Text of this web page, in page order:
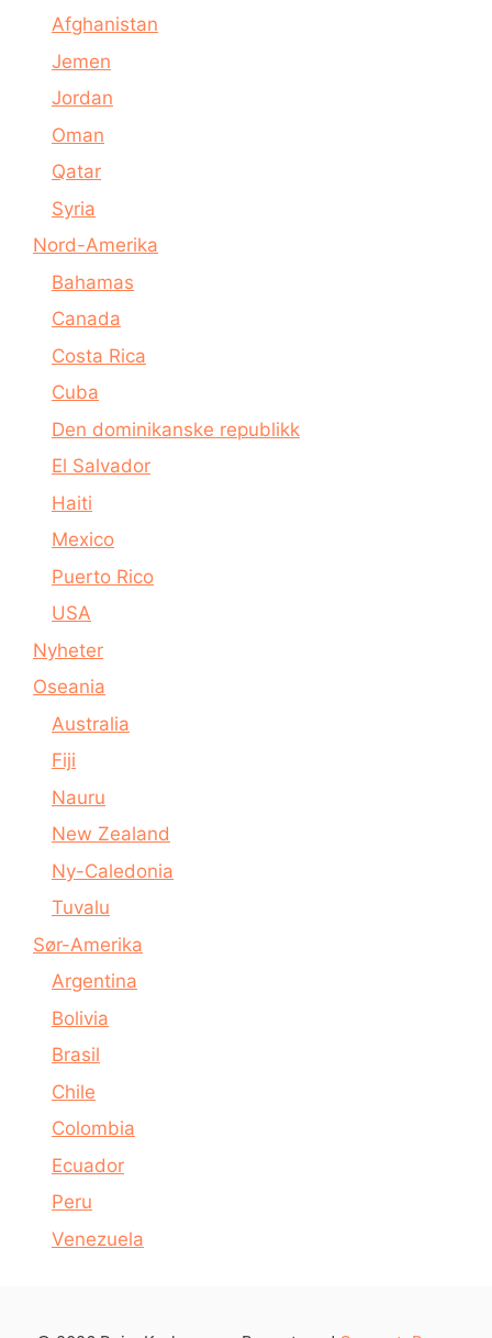
Afghanistan
Jemen
Jordan
Oman
Qatar
Syria
Nord-Amerika
Bahamas
Canada
Costa Rica
Cuba
Den dominikanske republikk
El Salvador
Haiti
Mexico
Puerto Rico
USA
Nyheter
Oseania
Australia
Fiji
Nauru
New Zealand
Ny-Caledonia
Tuvalu
Sør-Amerika
Argentina
Bolivia
Brasil
Chile
Colombia
Ecuador
Peru
Venezuela